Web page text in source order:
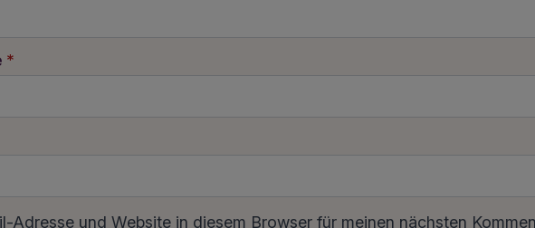
*
Adresse und Website in diesem Browser für meinen nächsten